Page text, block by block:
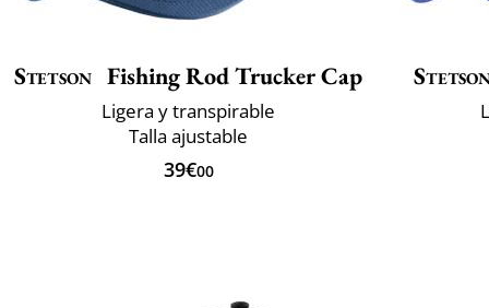
Stetson Fishing Rod Trucker Cap
Ligera y transpirable
Talla ajustable
39€00